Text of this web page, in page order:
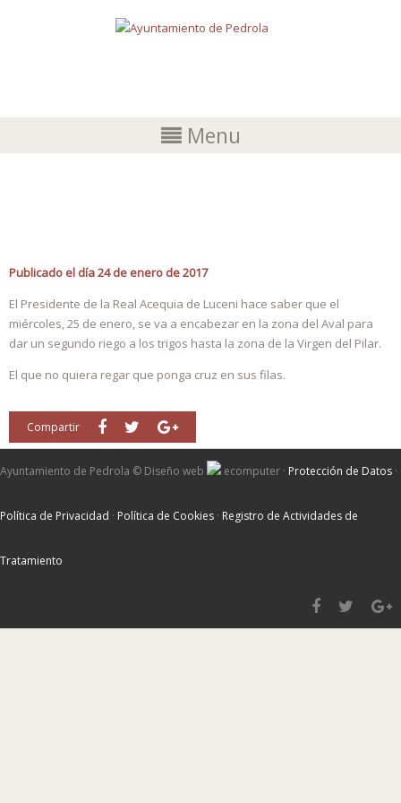
Menu
Publicado el día 24 de enero de 2017
El Presidente de la Real Acequia de Luceni hace saber que el
miércoles, 25 de enero, se va a encabezar en la zona del Aval para
dar un segundo riego a los trigos hasta la zona de la Virgen del Pilar.
El que no quiera regar que ponga cruz en sus filas.
Compartir
Ayuntamiento de Pedrola © Diseño web ecomputer · Protección de Datos ·
Política de Privacidad · Política de Cookies · Registro de Actividades de
Tratamiento